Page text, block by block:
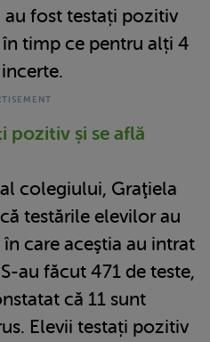
au fost testați pozitiv
timp ce pentru alți 4
pozitiv și se află
colegiului, Graţiela
testările elevilor au
care aceştia au intrat
au făcut 471 de teste,
că 11 sunt
Elevii testați pozitiv